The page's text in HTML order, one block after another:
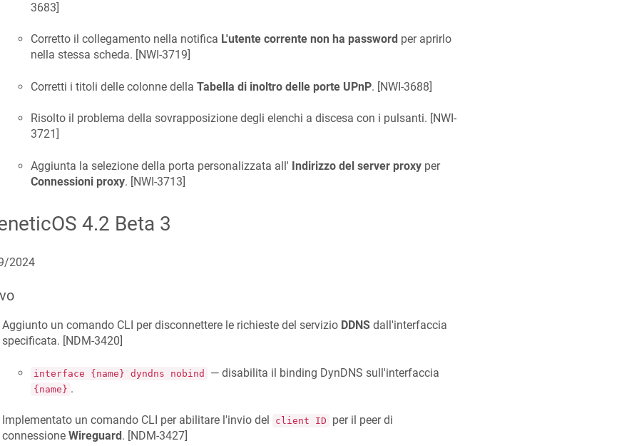
3683]
Corretto il collegamento nella notifica L'utente corrente non ha password per aprirlo
nella stessa scheda. [NWI-3719]
Corretti i titoli delle colonne della Tabella di inoltro delle porte UPnP. [NWI-3688]
Risolto il problema della sovrapposizione degli elenchi a discesa con i pulsanti. [NWI-
3721 ]
Aggiunta la selezione della porta personalizzata all' Indirizzo del server proxyper
Connessioni proxy. [NWI-3713]
4.2 Beta 3
2024
Aggiunto un comando CLI per disconnettere le richieste del servizio DDNSdall'interfaccia
specificata. [NDM-3420]
interface {name} dyndns nobind — disabilita il binding DynDNS sull'interfaccia
{name} .
Implementato un comando CLI per abilitare l'invio del client ID
per il peer di
connessione Wireguard. [NDM-3427]